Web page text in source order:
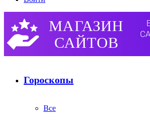
Гороскопы
Все